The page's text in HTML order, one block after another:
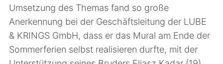
Umsetzung des Themas fand so große
Anerkennung bei der Geschäftsleitung der LUBE
& KRINGS GmbH, dass er das Mural am Ende der
Sommerferien selbst realisieren durfte, mit der